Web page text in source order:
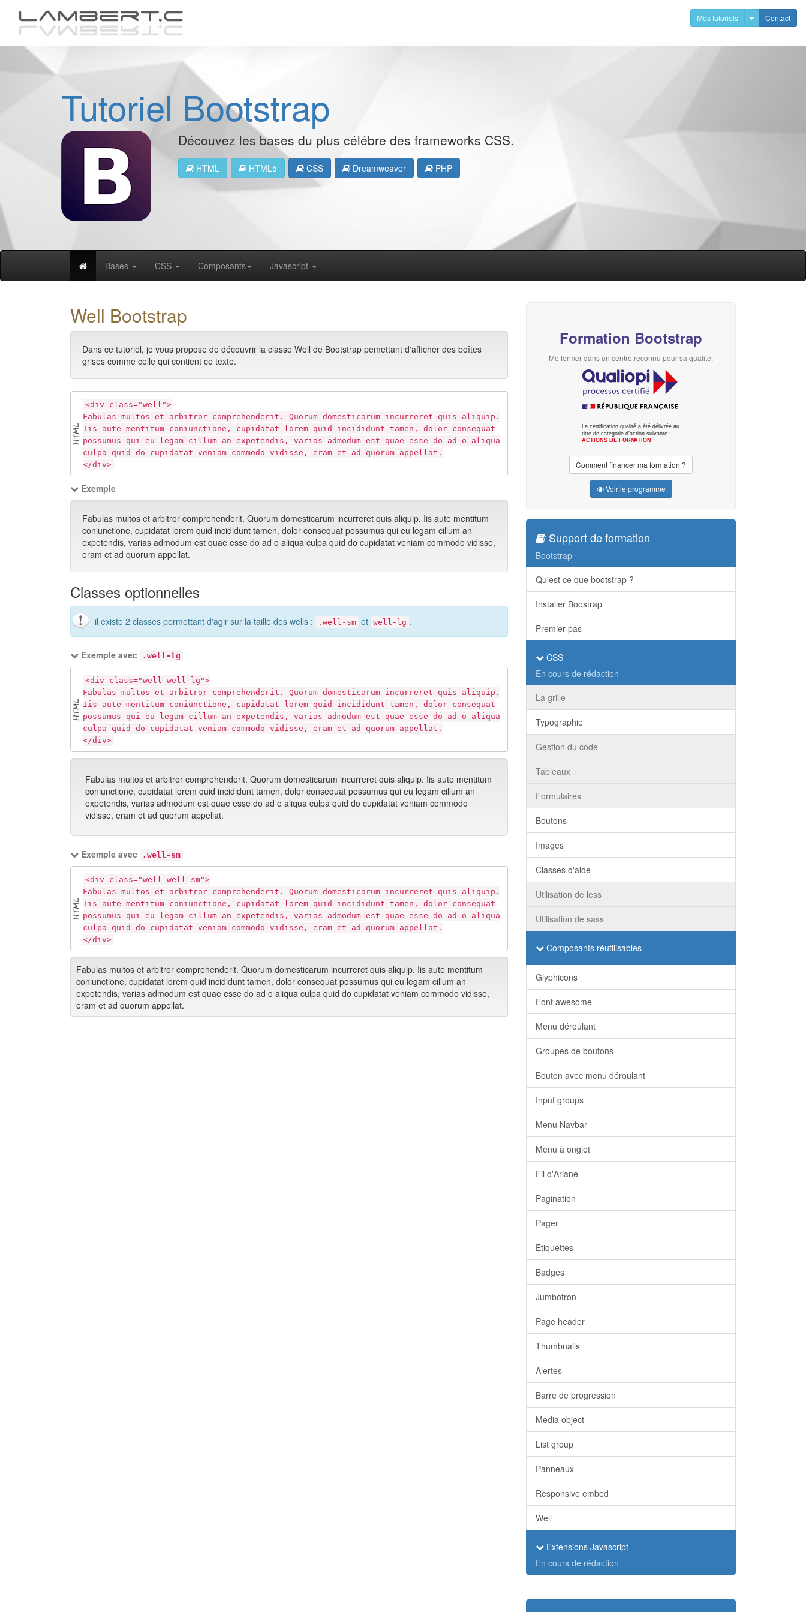
Mes tutoriels Contact
Tutoriel Bootstrap
Découvez les bases du plus célébre des frameworks CSS.
HTML HTML5 CSS Dreamweaver PHP
Bases CSS Composants Javascript
Well Bootstrap
Dans ce tutoriel, je vous propose de découvrir la classe Well de Bootstrap pemettant d'afficher des boîtes
grises comme celle qui contient ce texte.
<div class="well">
Fabulas multos et arbitror comprehenderit. Quorum domesticarum incurreret quis aliquip.
Iis aute mentitum coniunctione, cupidatat lorem quid incididunt tamen, dolor consequat
possumus qui eu legam cillum an expetendis, varias admodum est quae esse do ad o aliqua
culpa quid do cupidatat veniam commodo vidisse, eram et ad quorum appellat.
</div>
Exemple
Fabulas multos et arbitror comprehenderit. Quorum domesticarum incurreret quis aliquip. Iis aute mentitum
coniunctione, cupidatat lorem quid incididunt tamen, dolor consequat possumus qui eu legam cillum an
expetendis, varias admodum est quae esse do ad o aliqua culpa quid do cupidatat veniam commodo vidisse,
eram et ad quorum appellat.
Classes optionnelles
il existe 2 classes permettant d'agir sur la taille des wells : .well-sm et well-lg .
Exemple avec .well-lg
<div class="well well-lg">
Fabulas multos et arbitror comprehenderit. Quorum domesticarum incurreret quis aliquip.
Iis aute mentitum coniunctione, cupidatat lorem quid incididunt tamen, dolor consequat
possumus qui eu legam cillum an expetendis, varias admodum est quae esse do ad o aliqua
culpa quid do cupidatat veniam commodo vidisse, eram et ad quorum appellat.
</div>
Fabulas multos et arbitror comprehenderit. Quorum domesticarum incurreret quis aliquip. Iis aute mentitum
coniunctione, cupidatat lorem quid incididunt tamen, dolor consequat possumus qui eu legam cillum an
expetendis, varias admodum est quae esse do ad o aliqua culpa quid do cupidatat veniam commodo
vidisse, eram et ad quorum appellat.
Exemple avec .well-sm
<div class="well well-sm">
Fabulas multos et arbitror comprehenderit. Quorum domesticarum incurreret quis aliquip.
Iis aute mentitum coniunctione, cupidatat lorem quid incididunt tamen, dolor consequat
possumus qui eu legam cillum an expetendis, varias admodum est quae esse do ad o aliqua
culpa quid do cupidatat veniam commodo vidisse, eram et ad quorum appellat.
</div>
Fabulas multos et arbitror comprehenderit. Quorum domesticarum incurreret quis aliquip. Iis aute mentitum
coniunctione, cupidatat lorem quid incididunt tamen, dolor consequat possumus qui eu legam cillum an
expetendis, varias admodum est quae esse do ad o aliqua culpa quid do cupidatat veniam commodo vidisse,
eram et ad quorum appellat.
Formation Bootstrap
Me former dans un centre reconnu pour sa qualité.
Comment financer ma formation ?
Voir le programme
Support de formation
Bootstrap
Qu'est ce que bootstrap ?
Installer Boostrap
Premier pas
CSS
En cours de rédaction
La grille
Typographie
Gestion du code
Tableaux
Formulaires
Boutons
Images
Classes d'aide
Utilisation de less
Utilisation de sass
Composants réutilisables
Glyphicons
Font awesome
Menu déroulant
Groupes de boutons
Bouton avec menu déroulant
Input groups
Menu Navbar
Menu à onglet
Fil d'Ariane
Pagination
Pager
Etiquettes
Badges
Jumbotron
Page header
Thumbnails
Alertes
Barre de progression
Media object
List group
Panneaux
Responsive embed
Well
Extensions Javascript
En cours de rédaction